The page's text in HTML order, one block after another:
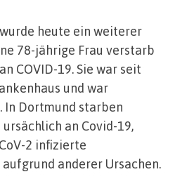
heute ein weiterer
78-jährige Frau verstarb
COVID-19. Sie war seit
und war
Dortmund starben
an Covid-19,
2 infizierte
anderer Ursachen.